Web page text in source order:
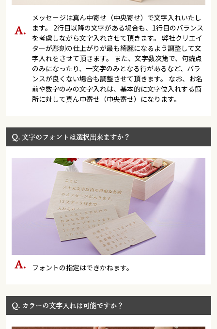
メッセージは真ん中寄せ（中央寄せ）で文字入れいたし
ます。 2行目以降の文字がある場合も、1行目のバランス
を考慮しながら文字入れさせて頂きます。 弊社クリエイ
ターが彫刻の仕上がりが最も綺麗になるよう調整して文
字入れをさせて頂きます。 また、文字数次第で、句読点
のみになったり、一文字のみとなる行があるなど、バラ
ンスが良くない場合も調整させて頂きます。 なお、お名
前や数字のみの文字入れは、基本的に文字位入れする箇
所に対して真ん中寄せ（中央寄せ）になります。
Q. 文字のフォントは選択出来ますか？
フォントの指定はできかねます。
Q. カラーの文字入れは可能ですか？